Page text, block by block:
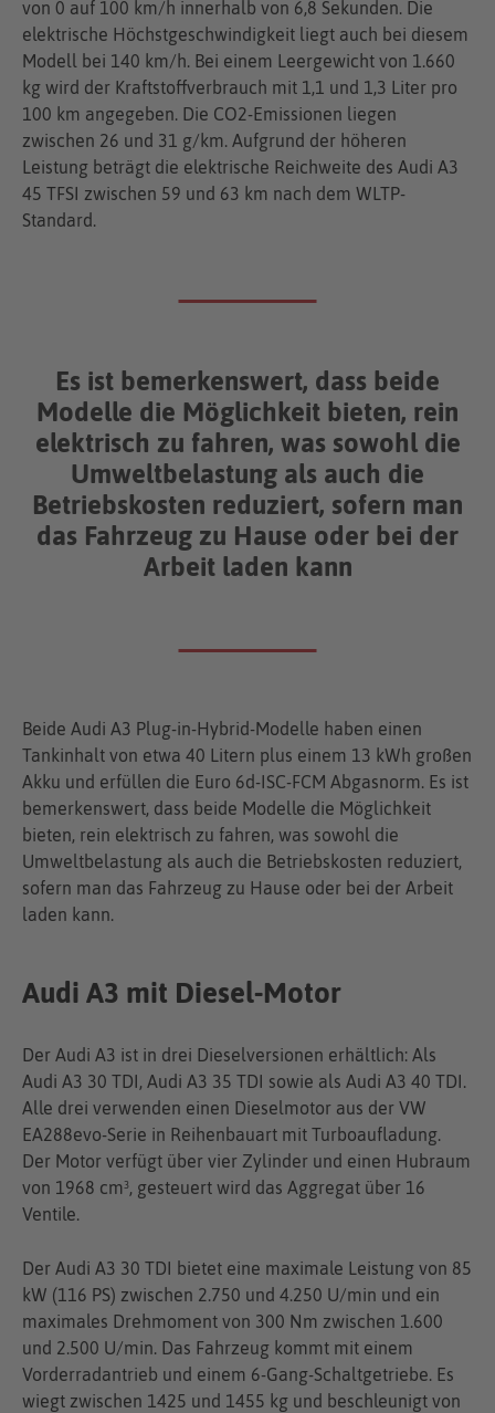
von 0 auf 100 km/h innerhalb von 6,8 Sekunden. Die
elektrische Höchstgeschwindigkeit liegt auch bei diesem
Modell bei 140 km/h. Bei einem Leergewicht von 1.660
kg wird der Kraftstoffverbrauch mit 1,1 und 1,3 Liter pro
100 km angegeben. Die CO2-Emissionen liegen
zwischen 26 und 31 g/km. Aufgrund der höheren
Leistung beträgt die elektrische Reichweite des Audi A3
45 TFSI zwischen 59 und 63 km nach dem WLTP-
Standard.
Es ist bemerkenswert, dass beide
Modelle die Möglichkeit bieten, rein
elektrisch zu fahren, was sowohl die
Umweltbelastung als auch die
Betriebskosten reduziert, sofern man
das Fahrzeug zu Hause oder bei der
Arbeit laden kann
Beide Audi A3 Plug-in-Hybrid-Modelle haben einen
Tankinhalt von etwa 40 Litern plus einem 13 kWh großen
Akku und erfüllen die Euro 6d-ISC-FCM Abgasnorm. Es ist
bemerkenswert, dass beide Modelle die Möglichkeit
bieten, rein elektrisch zu fahren, was sowohl die
Umweltbelastung als auch die Betriebskosten reduziert,
sofern man das Fahrzeug zu Hause oder bei der Arbeit
laden kann.
Audi A3 mit Diesel-Motor
Der Audi A3 ist in drei Dieselversionen erhältlich: Als
Audi A3 30 TDI, Audi A3 35 TDI sowie als Audi A3 40 TDI.
Alle drei verwenden einen Dieselmotor aus der VW
EA288evo-Serie in Reihenbauart mit Turboaufladung.
Der Motor verfügt über vier Zylinder und einen Hubraum
von 1968 cm³, gesteuert wird das Aggregat über 16
Ventile.
Der Audi A3 30 TDI bietet eine maximale Leistung von 85
kW (116 PS) zwischen 2.750 und 4.250 U/min und ein
maximales Drehmoment von 300 Nm zwischen 1.600
und 2.500 U/min. Das Fahrzeug kommt mit einem
Vorderradantrieb und einem 6-Gang-Schaltgetriebe. Es
wiegt zwischen 1425 und 1455 kg und beschleunigt von